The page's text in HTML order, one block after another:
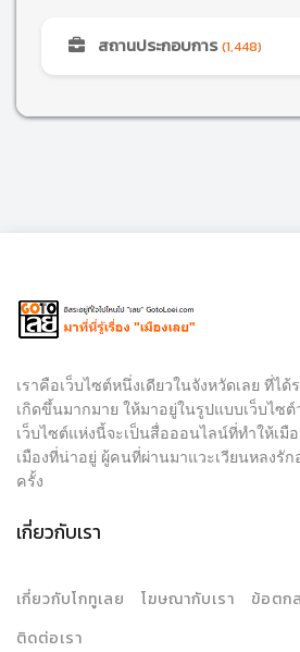
สถานประกอบการ(1,448)
เราคือเว็บไซต์หนึ่งเดียวในจังหวัดเลย ที่ไ
เกิดขึ้นมากมาย ให้มาอยู่ในรูปแบบเว็บไซต์
เว็บไซต์แห่งนี้จะเป็นสื่อออนไลน์ที่ทำให้เมือ
เมืองที่น่าอยู่ ผู้คนที่ผ่านมาแวะเวียนหลงรั
ครั้ง
เกี่ยวกับเรา
เกี่ยวกับโกทูเลย โฆษณากับเรา
ข้อตก
ติดต่อเรา